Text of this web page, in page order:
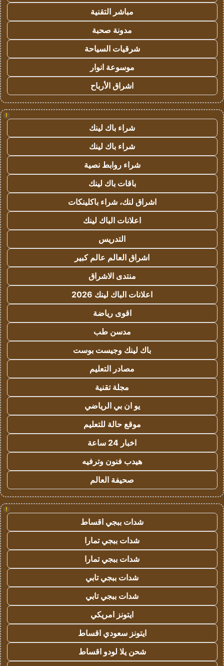
مباشر التقنية
مدونة صحبة
شرقيات السياحة
موسوعة انوار
اشراق الأرباح
!
شراء باك لينك
شراء باك لينك
شراء روابط نصية
باقات باك لينك
اشراق لنك، شراء باكلينكات
اعلانات الباك لينك
التدريس
اشراق العالم عالم كبير
منتدى الاشراق
اعلانات الباك لينك 2026
اقوى رياضة
مدسن طب
باك لينك وجيست بوست
مصادر التعليم
مجلة تقنية
يو ان بي الرياضي
موقع حالة للتعليم
اخبار 24 ساعة
هيدب فنون وترفيه
صحيفة العالم
!
شدات ببجي اقساط
شدات ببجي تمارا
شدات ببجي تمارا
شدات ببجي تابي
شدات ببجي تابي
ايتونز امريكي
ايتونز سعودي اقساط
شحن يلا لودو اقساط